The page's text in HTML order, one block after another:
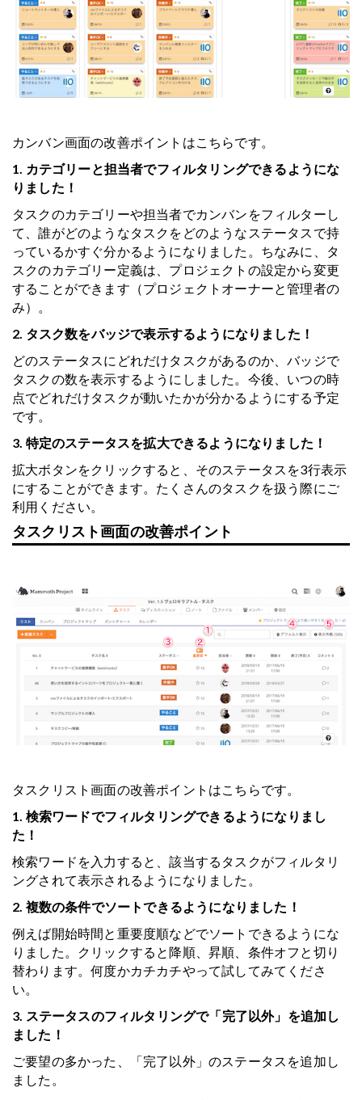
カンバン画面の改善ポイントはこちらです。
1. カテゴリーと担当者でフィルタリングできるようにな
りました！
タスクのカテゴリーや担当者でカンバンをフィルターし
て、誰がどのようなタスクをどのようなステータスで持
っているかすぐ分かるようになりました。ちなみに、タ
スクのカテゴリー定義は、プロジェクトの設定から変更
することができます（プロジェクトオーナーと管理者の
み）。
2. タスク数をバッジで表示するようになりました！
どのステータスにどれだけタスクがあるのか、バッジで
タスクの数を表示するようにしました。今後、いつの時
点でどれだけタスクが動いたかが分かるようにする予定
です。
3. 特定のステータスを拡大できるようになりました！
拡大ボタンをクリックすると、そのステータスを3行表示
にすることができます。たくさんのタスクを扱う際にご
利用ください。
タスクリスト画面の改善ポイント
タスクリスト画面の改善ポイントはこちらです。
1. 検索ワードでフィルタリングできるようになりまし
た！
検索ワードを入力すると、該当するタスクがフィルタリ
ングされて表示されるようになりました。
2. 複数の条件でソートできるようになりました！
例えば開始時間と重要度順などでソートできるようにな
りました。クリックすると降順、昇順、条件オフと切り
替わります。何度かカチカチやって試してみてくださ
い。
3. ステータスのフィルタリングで「完了以外」を追加し
ました！
ご要望の多かった、「完了以外」のステータスを追加し
ました。